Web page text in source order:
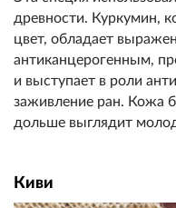
древности. Куркумин,
цвет, обладает
антиканцерогенным,
и выступает в роли
заживление ран. Кожа
дольше выглядит
Киви